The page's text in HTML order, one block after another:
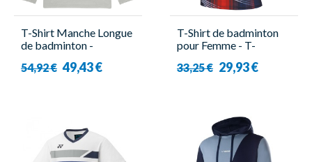
T-Shirt Manche Longue
de badminton -
54,92 € 49,43 €
T-Shirt de badminton
pour Femme - T-
Victor
33,25 € 29,93 €